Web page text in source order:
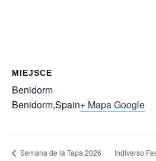
MIEJSCE
Benidorm
Benidorm,Spain+ Mapa Google
Semana de la Tapa 2026 Indiverso